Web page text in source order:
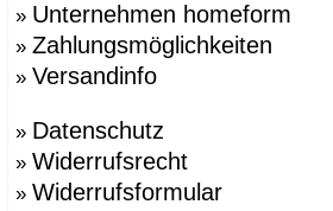
» Unternehmen homeform
» Zahlungsmöglichkeiten
» Versandinfo
» Datenschutz
» Widerrufsrecht
» Widerrufsformular